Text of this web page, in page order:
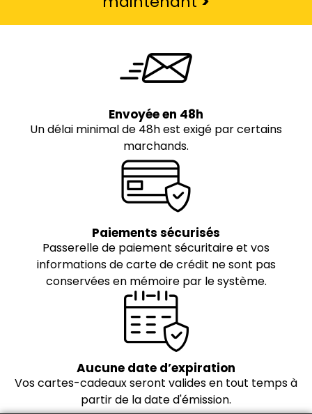
Envoyée en 48h
Un délai minimal de 48h est exigé par certains
marchands.
Paiements sécurisés
Passerelle de paiement sécuritaire et vos
informations de carte de crédit ne sont pas
conservées en mémoire par le système.
Aucune date d’expiration
Vos cartes-cadeaux seront valides en tout temps à
partir de la date d'émission.